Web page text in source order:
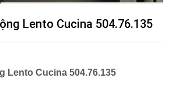
Lento Cucina 504.76.135
Lento Cucina 504.76.135